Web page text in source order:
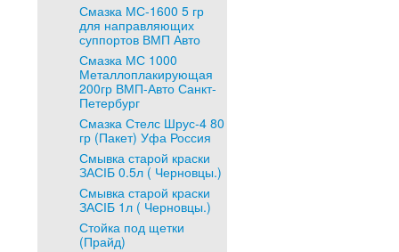
Смазка МС-1600 5 гр
для направляющих
суппортов ВМП Авто
Смазка МС 1000
Металлоплакирующая
200гр ВМП-Авто Санкт-
Петербург
Смазка Стелс Шрус-4 80
гр (Пакет) Уфа Россия
Смывка старой краски
ЗАСІБ 0.5л ( Черновцы.)
Смывка старой краски
ЗАСІБ 1л ( Черновцы.)
Стойка под щетки
(Прайд)